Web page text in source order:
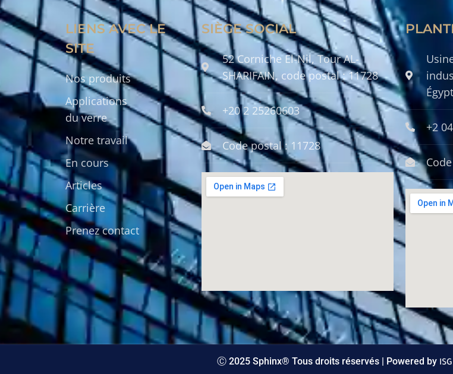
LIENS AVEC LE
SITE
Nos produits
Applications
du verre
Notre travail
En cours
Articles
Carrière
Prenez contact
SIÈGE SOCIAL
52 Corniche El-Nil, Tour AL-
SHARIFAIN, code postal : 11728
+20 2 25260603
Code postal : 11728
+2
Ⓒ 2025 Sphinx® Tous droits réservés | Powered by